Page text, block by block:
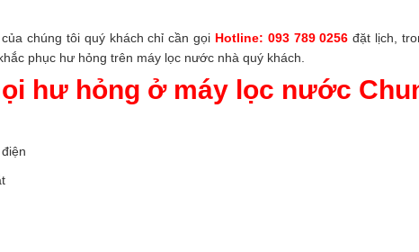
chúng tôi quý khách chỉ cần gọi Hotline: 093 789 0256 đặt lịch,
phục hư hỏng trên máy lọc nước nhà quý khách.
hư hỏng ở máy lọc nước